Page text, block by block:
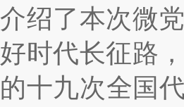
介绍了本次微
好时代长征路
的十九次全国